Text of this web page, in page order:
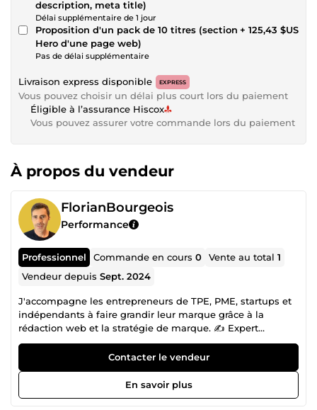
description, meta title)
Délai supplémentaire de 1 jour
Proposition d'un pack de 10 titres (section
Hero d'une page web)
Pas de délai supplémentaire
+ 125,43 $US
Livraison express disponible EXPRESS
Vous pouvez choisir un délai plus court lors du paiement
Éligible à l’assurance Hiscox
Vous pouvez assurer votre commande lors du paiement
À propos du vendeur
FlorianBourgeois
Performance
Professionnel Commande en cours0 Vente au total1
Vendeur depuisSept. 2024
J'accompagne les entrepreneurs de TPE, PME, startups et
indépendants à faire grandir leur marque grâce à la
rédaction web et la stratégie de marque. ✍️ Expert
Rédaction de site web depuis 2010 ✅ 100% des clients
satisfaits 🎯 Spécialisé en Naming &amp; Copywriting 🚀
+80 clients accompagnés en copywriting / naming /
rédaction web / stratégie de marque
Contacter le vendeur
En savoir plus